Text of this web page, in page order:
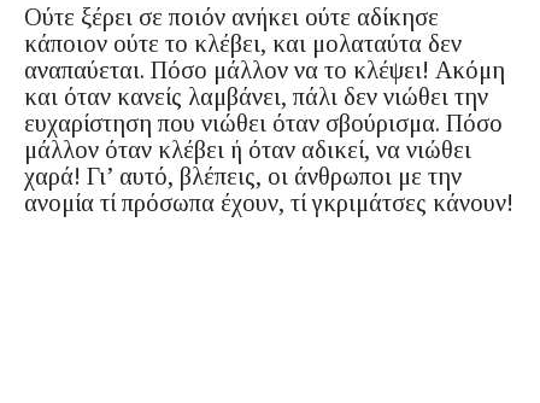
Ούτε ξέρει σε ποιόν ανήκει ούτε αδίκησε
κάποιον ούτε το κλέβει, και μολαταύτα δεν
αναπαύεται. Πόσο μάλλον να το κλέψει! Ακόμη
και όταν κανείς λαμβάνει, πάλι δεν νιώθει την
ευχαρίστηση που νιώθει όταν σβούρισμα. Πόσο
μάλλον όταν κλέβει ή όταν αδικεί, να νιώθει
χαρά! Γι’ αυτό, βλέπεις, οι άνθρωποι με την
ανομία τί πρόσωπα έχουν, τί γκριμάτσες κάνουν!